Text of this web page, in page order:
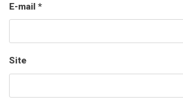
E-mail *
Site